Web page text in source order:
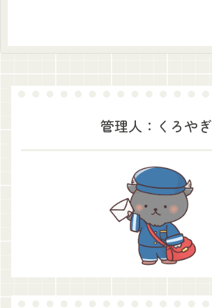
管理人：くろやぎ